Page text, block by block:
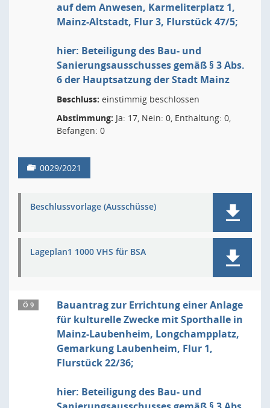
auf dem Anwesen, Karmeliterplatz 1,
Mainz-Altstadt, Flur 3, Flurstück 47/5;
hier: Beteiligung des Bau- und
Sanierungsausschusses gemäß § 3 Abs.
6 der Hauptsatzung der Stadt Mainz
Beschluss: einstimmig beschlossen
Abstimmung: Ja: 17, Nein: 0, Enthaltung: 0,
Befangen: 0
0029/2021
Beschlussvorlage (Ausschüsse)
Lageplan1 1000 VHS für BSA
Ö 9
Bauantrag zur Errichtung einer Anlage
für kulturelle Zwecke mit Sporthalle in
Mainz-Laubenheim, Longchampplatz,
Gemarkung Laubenheim, Flur 1,
Flurstück 22/36;
hier: Beteiligung des Bau- und